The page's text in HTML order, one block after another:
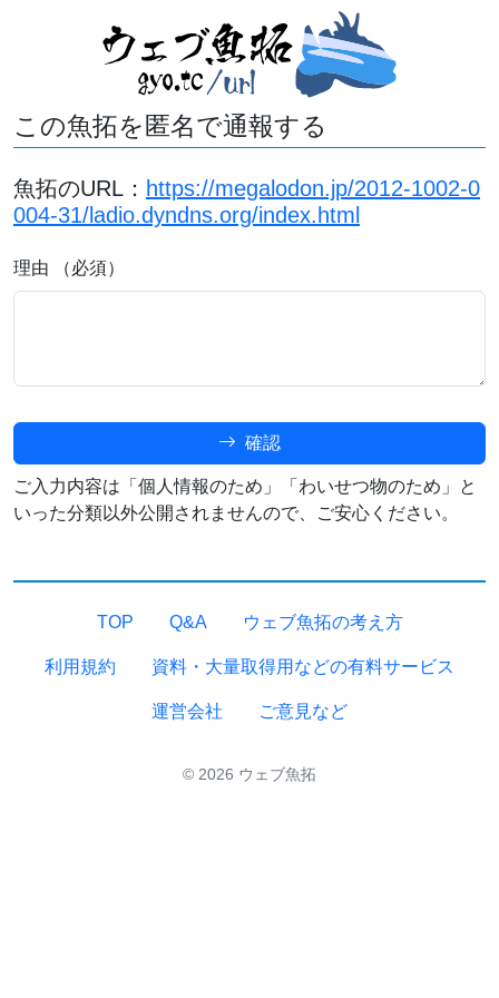
この魚拓を匿名で通報する
魚拓のURL： https://megalodon.jp/2012-1002-0
004-31/ladio.dyndns.org/index.html
理由 （必須）
確認
ご入力内容は「個人情報のため」「わいせつ物のため」と
いった分類以外公開されませんので、ご安心ください。
TOP Q&A ウェブ魚拓の考え方
利用規約 資料・大量取得用などの有料サービス
運営会社 ご意見など
© 2026 ウェブ魚拓